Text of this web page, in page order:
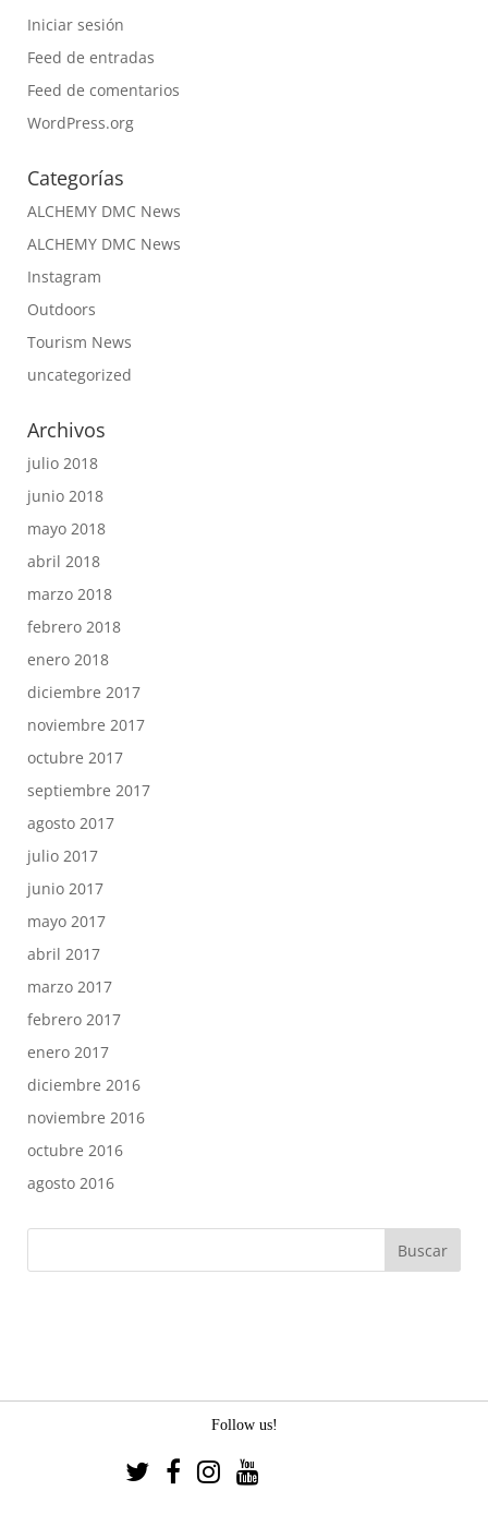
Iniciar sesión
Feed de entradas
Feed de comentarios
WordPress.org
Categorías
ALCHEMY DMC News
ALCHEMY DMC News
Instagram
Outdoors
Tourism News
uncategorized
Archivos
julio 2018
junio 2018
mayo 2018
abril 2018
marzo 2018
febrero 2018
enero 2018
diciembre 2017
noviembre 2017
octubre 2017
septiembre 2017
agosto 2017
julio 2017
junio 2017
mayo 2017
abril 2017
marzo 2017
febrero 2017
enero 2017
diciembre 2016
noviembre 2016
octubre 2016
agosto 2016
Follow us!